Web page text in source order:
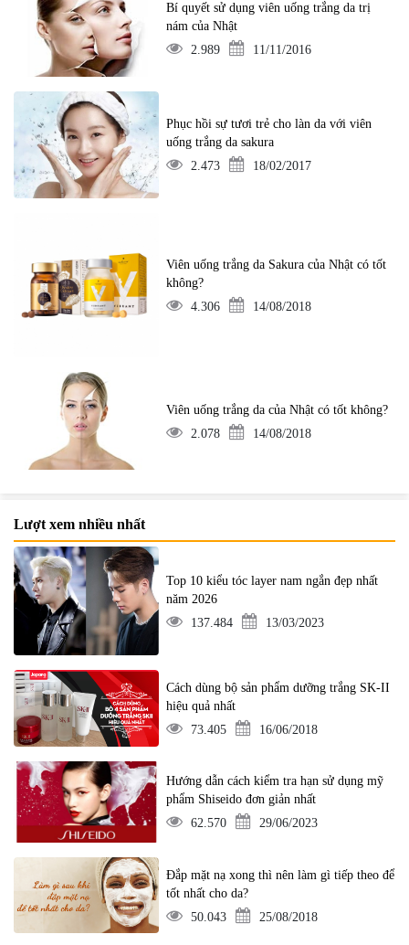
Bí quyết sử dụng viên uống trắng da trị
nám của Nhật
2.989
11/11/2016
Phục hồi sự tươi trẻ cho làn da với viên
uống trắng da sakura
2.473
18/02/2017
Viên uống trắng da Sakura của Nhật có tốt
không?
4.306
14/08/2018
Viên uống trắng da của Nhật có tốt không?
2.078
14/08/2018
Lượt xem nhiều nhất
Top 10 kiểu tóc layer nam ngắn đẹp nhất
năm 2026
137.484
13/03/2023
Cách dùng bộ sản phẩm dưỡng trắng SK-II
hiệu quả nhất
73.405
16/06/2018
Hướng dẫn cách kiểm tra hạn sử dụng mỹ
phẩm Shiseido đơn giản nhất
62.570
29/06/2023
Đắp mặt nạ xong thì nên làm gì tiếp theo để
tốt nhất cho da?
50.043
25/08/2018